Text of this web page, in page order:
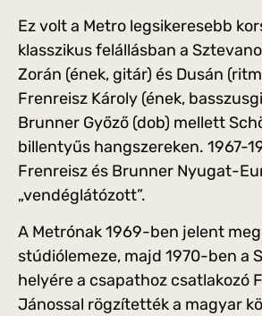
Ez volt a Metro legsikeresebb
klasszikus felállásban a
Zorán (ének, gitár) és Dusán
Frenreisz Károly (ének,
Brunner Győző (dob) mellett
billentyűs hangszereken. 1967-
Frenreisz és Brunner Nyugat-
„vendéglátózott”.
A Metrónak 1969-ben jelent
stúdiólemeze, majd 1970-ben a
helyére a csapathoz csatlakozó
Jánossal rögzítették a magyar